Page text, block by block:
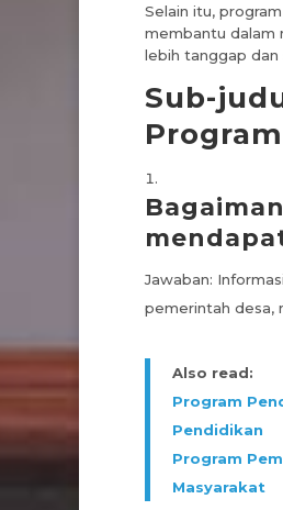
Selain itu,
membantu dalam
lebih tanggap dan
Sub-
Jawaban:
pemerintah desa,
Also read:
Program
Pendidikan
Program
Masyarakat